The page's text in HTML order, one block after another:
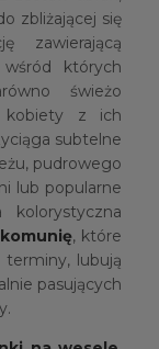
zbliżającej się
zawierającą
których
świeżo
kobiety z ich
subtelne
pudrowego
lub popularne
, które
lubują
pasujących